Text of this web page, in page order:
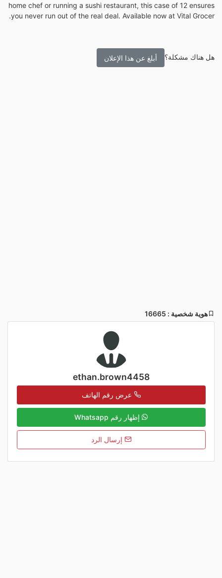
home chef or running a sushi restaurant, this case of 12 ensures
you never run out of the real deal. Available now at Vital Grocer.
هل هناك مشكلة؟ أبلغ عن هذا الإعلان
هوية شخصية : 16665
ethan.brown4458
عرض رقم الهاتف
إظهار رقم Whatsapp
إرسال الرد